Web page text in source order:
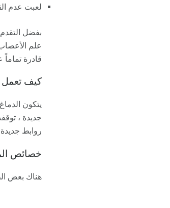
لعبت عدم
بفضل
علم
قادرة
كيف تعمل
يتكون
جديدة ،
روابط
خصائص
هناك بعض